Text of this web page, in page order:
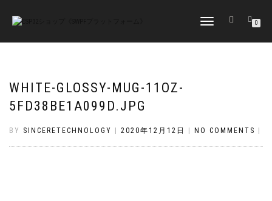
TOGGLE
0
WHITE-GLOSSY-MUG-11OZ-
5FD38BE1A099D.JPG
BY SINCERETECHNOLOGY 2020年12月12日 NO COMMENTS